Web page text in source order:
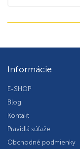
Informácie
E-SHOP
Blog
Kontakt
Pravidlá súťaže
Obchodné podmienky